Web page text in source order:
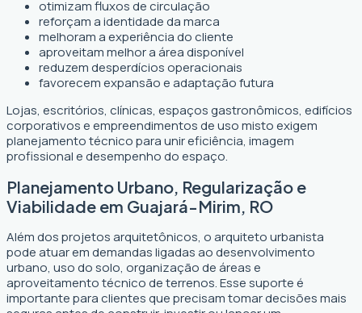
otimizam fluxos de circulação
reforçam a identidade da marca
melhoram a experiência do cliente
aproveitam melhor a área disponível
reduzem desperdícios operacionais
favorecem expansão e adaptação futura
Lojas, escritórios, clínicas, espaços gastronômicos, edifícios
corporativos e empreendimentos de uso misto exigem
planejamento técnico para unir eficiência, imagem
profissional e desempenho do espaço.
Planejamento Urbano, Regularização e
Viabilidade em Guajará-Mirim, RO
Além dos projetos arquitetônicos, o arquiteto urbanista
pode atuar em demandas ligadas ao desenvolvimento
urbano, uso do solo, organização de áreas e
aproveitamento técnico de terrenos. Esse suporte é
importante para clientes que precisam tomar decisões mais